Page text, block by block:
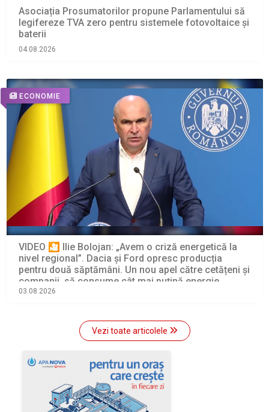
Asociația Prosumatorilor propune Parlamentului să
legifereze TVA zero pentru sistemele fotovoltaice și
baterii
04.08.2026
ECONOMIE
VIDEO 🎦 Ilie Bolojan: „Avem o criză energetică la
nivel regional”. Dacia și Ford opresc producția
pentru două săptămâni. Un nou apel către cetățeni și
companii, să consume cât mai puțină energie
electrică
03.08.2026
Vezi toate articolele